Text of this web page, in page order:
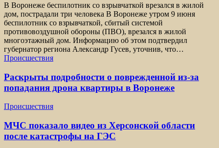
В Воронеже беспилотник со взрывчаткой врезался в жилой
дом, пострадали три человека В Воронеже утром 9 июня
беспилотник со взрывчаткой, сбитый системой
противовоздушной обороны (ПВО), врезался в жилой
многоэтажный дом. Информацию об этом подтвердил
губернатор региона Александр Гусев, уточнив, что…
Происшествия
Раскрыты подробности о поврежденной из-за
попадания дрона квартиры в Воронеже
Происшествия
МЧС показало видео из Херсонской области
после катастрофы на ГЭС